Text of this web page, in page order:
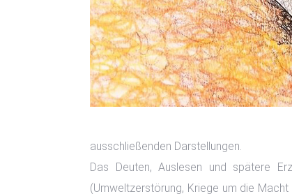
ausschließenden Darstellungen.
Das Deuten, Auslesen und spätere
(Umweltzerstörung, Kriege um die